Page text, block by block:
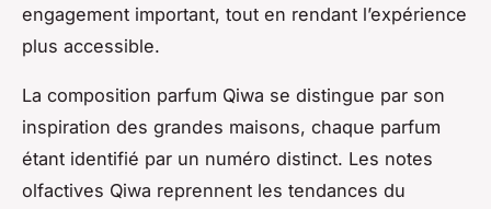
engagement important, tout en rendant l’expérience
plus accessible.
La composition parfum Qiwa se distingue par son
inspiration des grandes maisons, chaque parfum
étant identifié par un numéro distinct. Les notes
olfactives Qiwa reprennent les tendances du